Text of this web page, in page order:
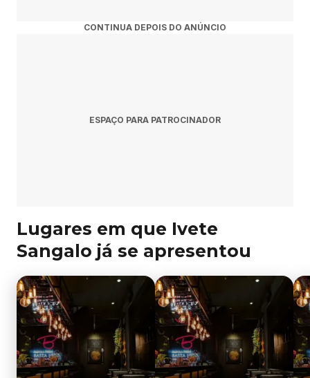
CONTINUA DEPOIS DO ANÚNCIO
ESPAÇO PARA PATROCINADOR
Lugares em que Ivete
Sangalo já se apresentou